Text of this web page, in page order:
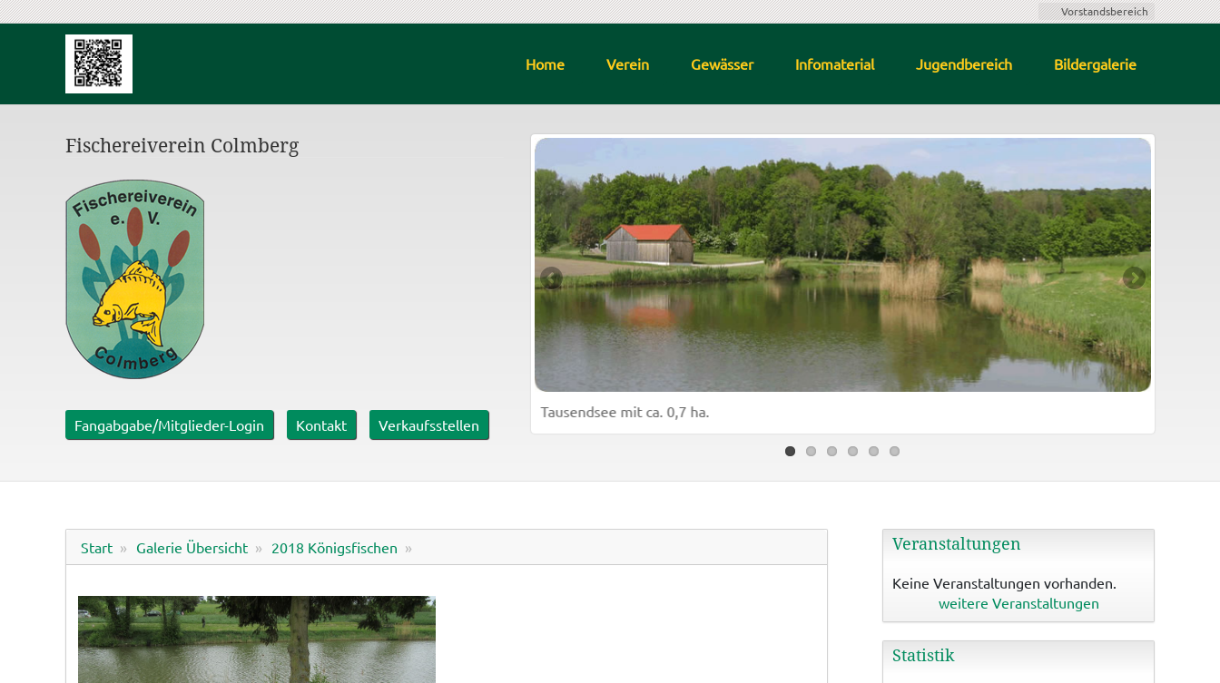
Vorstandsbereich
Home Verein Gewässer Infomaterial Jugendbereich Bildergalerie
Fischereiverein Colmberg
Fangabgabe/Mitglieder-Login Kontakt Verkaufsstellen
mit ca. 0,6 ha Tausendsee mit ca. 0,7 ha.
Start Galerie Übersicht 2018 Königsfischen Veranstaltungen
Keine Veranstaltungen vorhanden.
weitere Veranstaltungen
Statistik